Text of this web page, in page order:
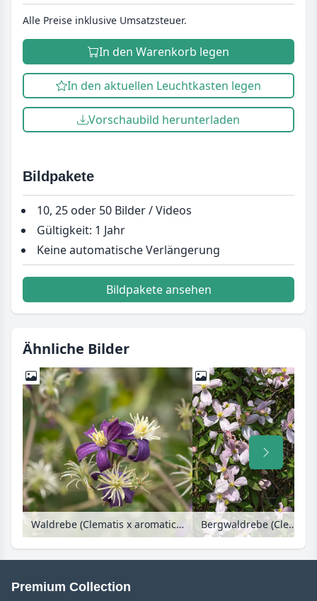
Alle Preise inklusive Umsatzsteuer.
In den Warenkorb legen
In den aktuellen Leuchtkasten legen
Vorschaubild herunterladen
Bildpakete
10, 25 oder 50 Bilder / Videos
Gültigkeit: 1 Jahr
Keine automatische Verlängerung
Bildpakete ansehen
Ähnliche Bilder
Waldrebe (Clematis x aromatica) Bergwaldrebe (Clematis montana var. rubens)
Premium Collection